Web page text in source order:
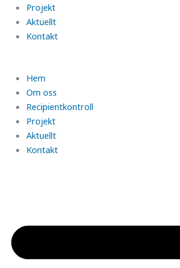
Projekt
Aktuellt
Kontakt
Hem
Om oss
Recipientkontroll
Projekt
Aktuellt
Kontakt